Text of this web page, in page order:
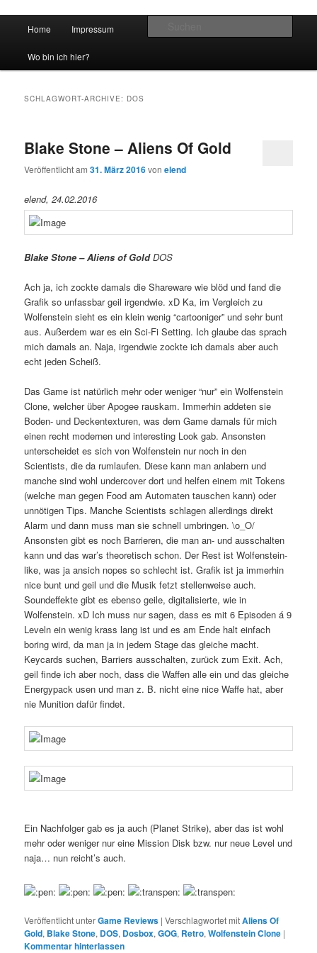
vidgames.de
Zum Inhalt wechseln
Zum sekundären Inhalt wechseln
Home Impressum
Wo bin ich hier?
SCHLAGWORT-ARCHIVE: DOS
Blake Stone – Aliens Of Gold
Veröffentlicht am31. März 2016vonelend
elend, 24.02.2016
Blake Stone – Aliens of GoldDOS
Ach ja, ich zockte damals die Shareware wie blöd und fand die
Grafik so unfassbar geil irgendwie. xD Ka, im Vergleich zu
Wolfenstein sieht es ein klein wenig “cartooniger” und sehr bunt
aus. Außerdem war es ein Sci-Fi Setting. Ich glaube das sprach
mich damals an. Naja, irgendwie zockte ich damals aber auch
echt jeden Scheiß.
Das Game ist natürlich mehr oder weniger “nur” ein Wolfenstein
Clone, welcher über Apogee rauskam. Immerhin addeten sie
Boden- und Deckentexturen, was dem Game damals für mich
einen recht modernen und interesting Look gab. Ansonsten
unterscheidet es sich von Wolfenstein nur noch in den
Scientists, die da rumlaufen. Diese kann man anlabern und
manche sind wohl undercover dort und helfen einem mit Tokens
(welche man gegen Food am Automaten tauschen kann) oder
unnötigen Tips. Manche Scientists schlagen allerdings direkt
Alarm und dann muss man sie schnell umbringen. \o_O/
Ansonsten gibt es noch Barrieren, die man an- und ausschalten
kann und das war’s theoretisch schon. Der Rest ist Wolfenstein-
like, was ja ansich nopes so schlecht ist. Grafik ist ja immerhin
nice bunt und geil und die Musik fetzt stellenweise auch.
Soundeffekte gibt es ebenso geile, digitalisierte, wie in
Wolfenstein. xD Ich muss nur sagen, dass es mit 6 Episoden á 9
Leveln ein wenig krass lang ist und es am Ende halt einfach
boring wird, da man ja in jedem Stage das gleiche macht.
Keycards suchen, Barriers ausschalten, zurück zum Exit. Ach,
geil finde ich aber noch, dass die Waffen alle ein und das gleiche
Energypack usen und man z. B. nicht eine nice Waffe hat, aber
nie Munition dafür findet.
Ein Nachfolger gab es ja auch (Planet Strike), aber das ist wohl
mehr oder weniger nur eine Mission Disk bzw. nur neue Level und
naja… nun reicht’s auch.
Veröffentlicht unterGame Reviews |Verschlagwortet mitAliens Of
Gold, Blake Stone, DOS, Dosbox,GOG, Retro,Wolfenstein Clone |
Kommentar hinterlassen